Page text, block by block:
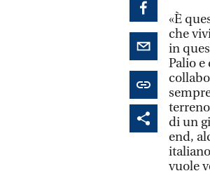
«È
che
in
Palio
di un
end,
vuole